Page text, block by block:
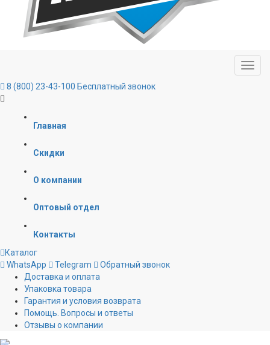
8 (800) 23-43-100 Бесплатный звонок
Главная
Скидки
О компании
Оптовый отдел
Контакты
Каталог
WhatsApp
Telegram
Обратный звонок
Доставка и оплата
Упаковка товара
Гарантия и условия возврата
Помощь. Вопросы и ответы
Отзывы о компании